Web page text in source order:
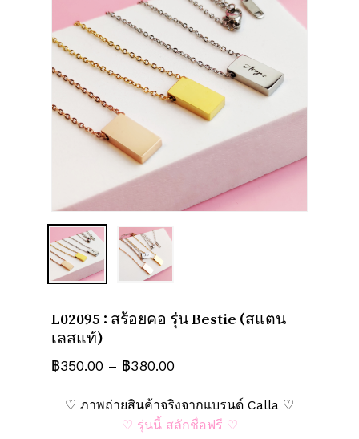
L02095 : สร้อยคอ รุ่น Bestie (สแตน
เลสแท้)
฿350.00 – ฿380.00Price
฿350.00
through
♡ ภาพถ่ายสินค้าจริงจากแบรนด์ Calla ♡
♡ รุ่นนี้ สลักชื่อฟรี ♡
บทวิจารณ์ของคุณ*
อีเมล*
บันทึกชื่อ, อีเมล และชื่อเว็บไซต์ของฉัน
บนเบราว์เซอร์นี้ สำหรับการแสดงความเห็น